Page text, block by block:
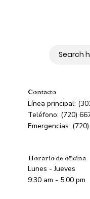
Contacto
Línea principal:
Teléfono: (720)
Emergencias:
Horario de oficina
Lunes - Jueves
9:30 am - 5:00 pm